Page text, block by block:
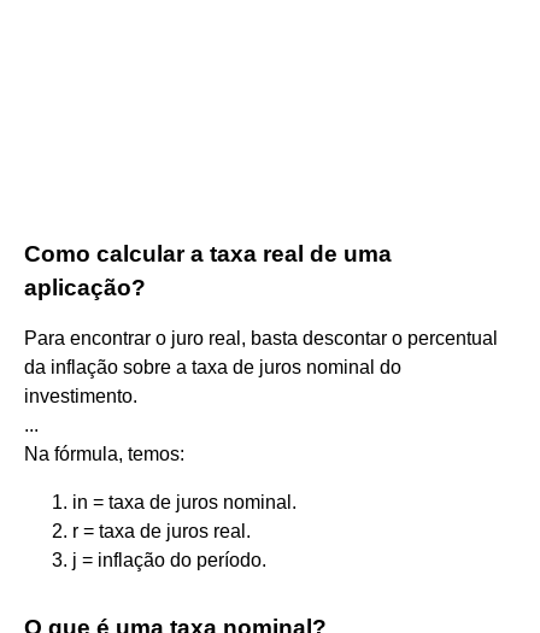
Como calcular a taxa real de uma
aplicação?
Para encontrar o juro real, basta descontar o percentual
da inflação sobre a taxa de juros nominal do
investimento.
...
Na fórmula, temos:
in = taxa de juros nominal.
r = taxa de juros real.
j = inflação do período.
O que é uma taxa nominal?